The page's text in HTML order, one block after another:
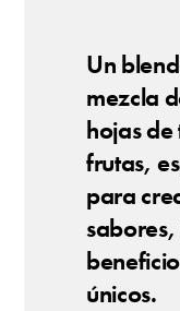
Un
mezcla
hojas
frutas,
para
únicos.